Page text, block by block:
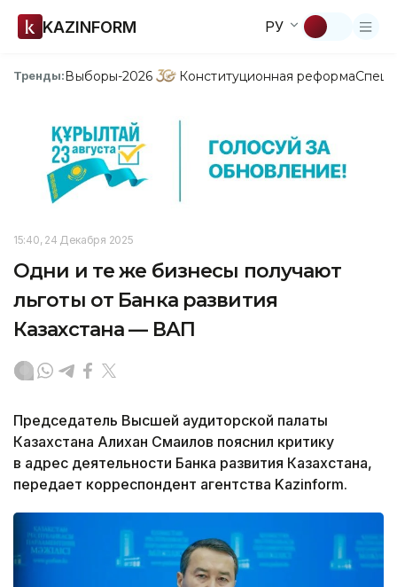
KAZINFORM РУ
Тренды:Выборы-2026 Конституционная реформа
15:40, 24 Декабря 2025
Одни и те же бизнесы получают
льготы от Банка развития
Казахстана — ВАП
Председатель Высшей аудиторской палаты
Казахстана Алихан Смаилов пояснил критику
в адрес деятельности Банка развития Казахстана,
передает корреспондент агентства Kazinform.